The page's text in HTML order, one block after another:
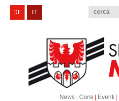
News | Corsi | Eventi |
DE
IT
menu
Sportclub Merano
Corsi e Eventi